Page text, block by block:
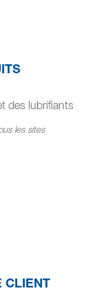
des lubrifiants
les sites
CLIENT